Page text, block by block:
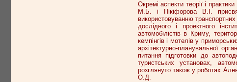
Окремі аспекти теорії і
М.Б. і Нікіфорова В.І.
використовуванню
дослідного і проектного
автомобілістів в Криму,
кемпінгів і мотелів у
архітектурно-планувальної
питання підготовки до
туристських установах,
розглянуто також у роботах
О.Д.